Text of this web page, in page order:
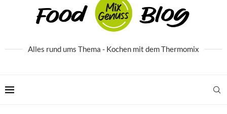
Alles rund ums Thema - Kochen mit dem Thermomix